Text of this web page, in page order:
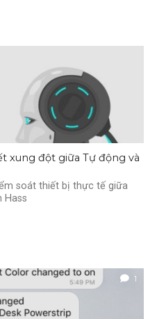
xung đột giữa Tự động và
soát thiết bị thực tế giữa
Hass
1